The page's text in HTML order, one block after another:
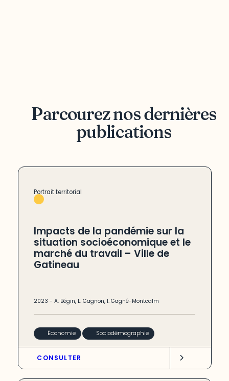
Parcourez nos dernières
publications
Portrait territorial
Impacts de la pandémie sur la
situation socioéconomique et le
marché du travail – Ville de
Gatineau
2023-A. Bégin, L. Gagnon, I. Gagné-Montcalm
Économie Sociodémographie
CONSULTER